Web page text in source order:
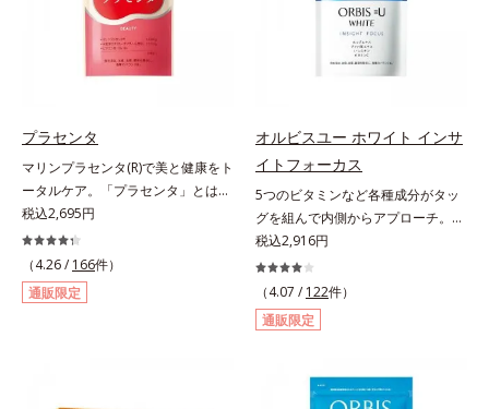
が回らない、ボディの乾燥対策にも
おすすめです。ゆずの爽やかな香り
とすっきりとした酸味が特徴の「ゆ
ず風味」、芳醇なマスカットの香り
「マスカット風味」、ピーチの甘い
香りと爽やかな甘味が楽しめる「ピ
ーチ風味」の3種のフレーバーをご
用意。その日の気分に合わせてチョ
イスできるから、より飽きにくく、
水なしで飲めるから、毎日手軽にお
いしく続けられます。*1 販売商品
として。*2 許可表示：本品に含ま
プラセンタ
マリンプラセンタ(R)で美と健康をト
ータルケア。「プラセンタ」とは、
母から子へ酸素や栄養素をおく
る“胎盤”のこと。豊富な栄養素を含
むプラセンタは、みずみずしい美し
さや元気を求める女性の間で大きな
注目を集めている成分です。豚由来
税込2,695円
（4.26 / 166件）
通販限定
オルビスユー ホワイト インサ
イトフォーカス
5つのビタミンなど各種成分がタッ
グを組んで内側からアプローチ。透
明感のある美しさをサポートする成
分を凝縮した美容サプリです。L-シ
スチンや植物エキス、ビタミンCを
はじめとした5つのビタミンによっ
て、多角的にアプローチ。さらに南
ァバ葉エキスもプラスしました。体
の内側から美しさに磨きをかけたい
税込2,916円
（4.07 / 122件）
通販限定